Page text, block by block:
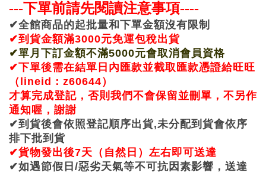
---下單前請先閱讀注意事項----
✔全館商品的起批量和下單金額沒有限制
✔到貨金額滿3000元免運包稅出貨
✔單月下訂金額不滿5000元會取消會員資格
✔下單後需在結單日內匯款並截取匯款憑證給旺旺
（lineid：z60644）
才算完成登記，否則我們不會保留並刪單，不另作
通知喔，謝謝
✔到貨後會依照登記順序出貨,未分配到貨會依序
排下批到貨
✔貨物發出後7天 （自然日） 左右即可送達
✔如遇節假日/惡劣天氣等不可抗因素影響，送達